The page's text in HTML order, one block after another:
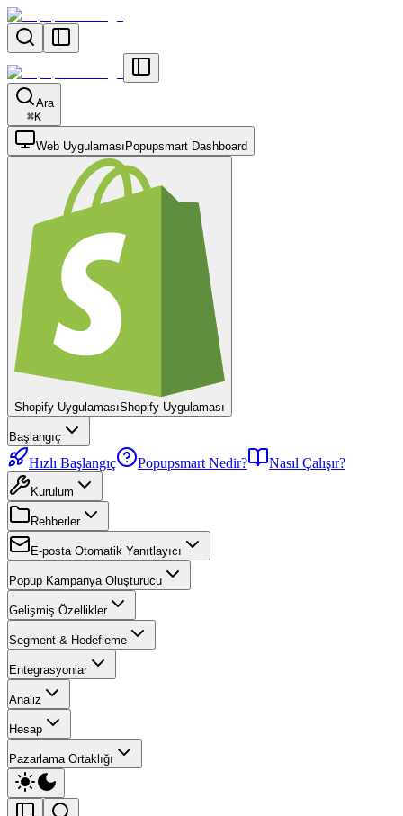
Ara
⌘K
Web Uygulaması Popupsmart Dashboard
Shopify UygulamasıShopify Uygulaması
Başlangıç
Hızlı Başlangıç Popupsmart Nedir? Nasıl Çalışır?
Kurulum
Rehberler
E-posta Otomatik Yanıtlayıcı
Popup Kampanya Oluşturucu
Gelişmiş Özellikler
Segment & Hedefleme
Entegrasyonlar
Analiz
Hesap
Pazarlama Ortaklığı